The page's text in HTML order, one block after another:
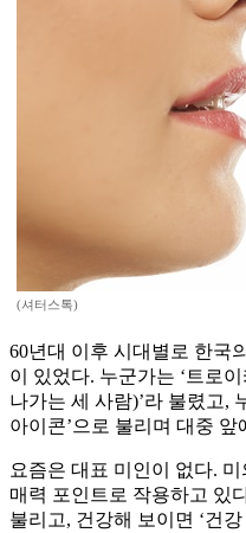
(셔터스톡)
60년대 이후 시대별로 한국
이 있었다. 누군가는 ‘트로
나가는 세 사람)’라 불렸고,
아이콘’으로 불리며 대중 앞
요즘은 대표 미인이 없다.
매력 포인트로 작용하고 있
불리고, 건강해 보이면 ‘건